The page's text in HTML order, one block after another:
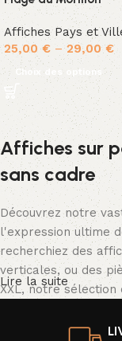
Affiches Pays et
25,00€ –29,00€
Choix des options
Affiches sur
sans cadre
Découvrez notre
l'expression ultime
recherchiez des
verticales, ou des
XXL, notre
Lire la suite